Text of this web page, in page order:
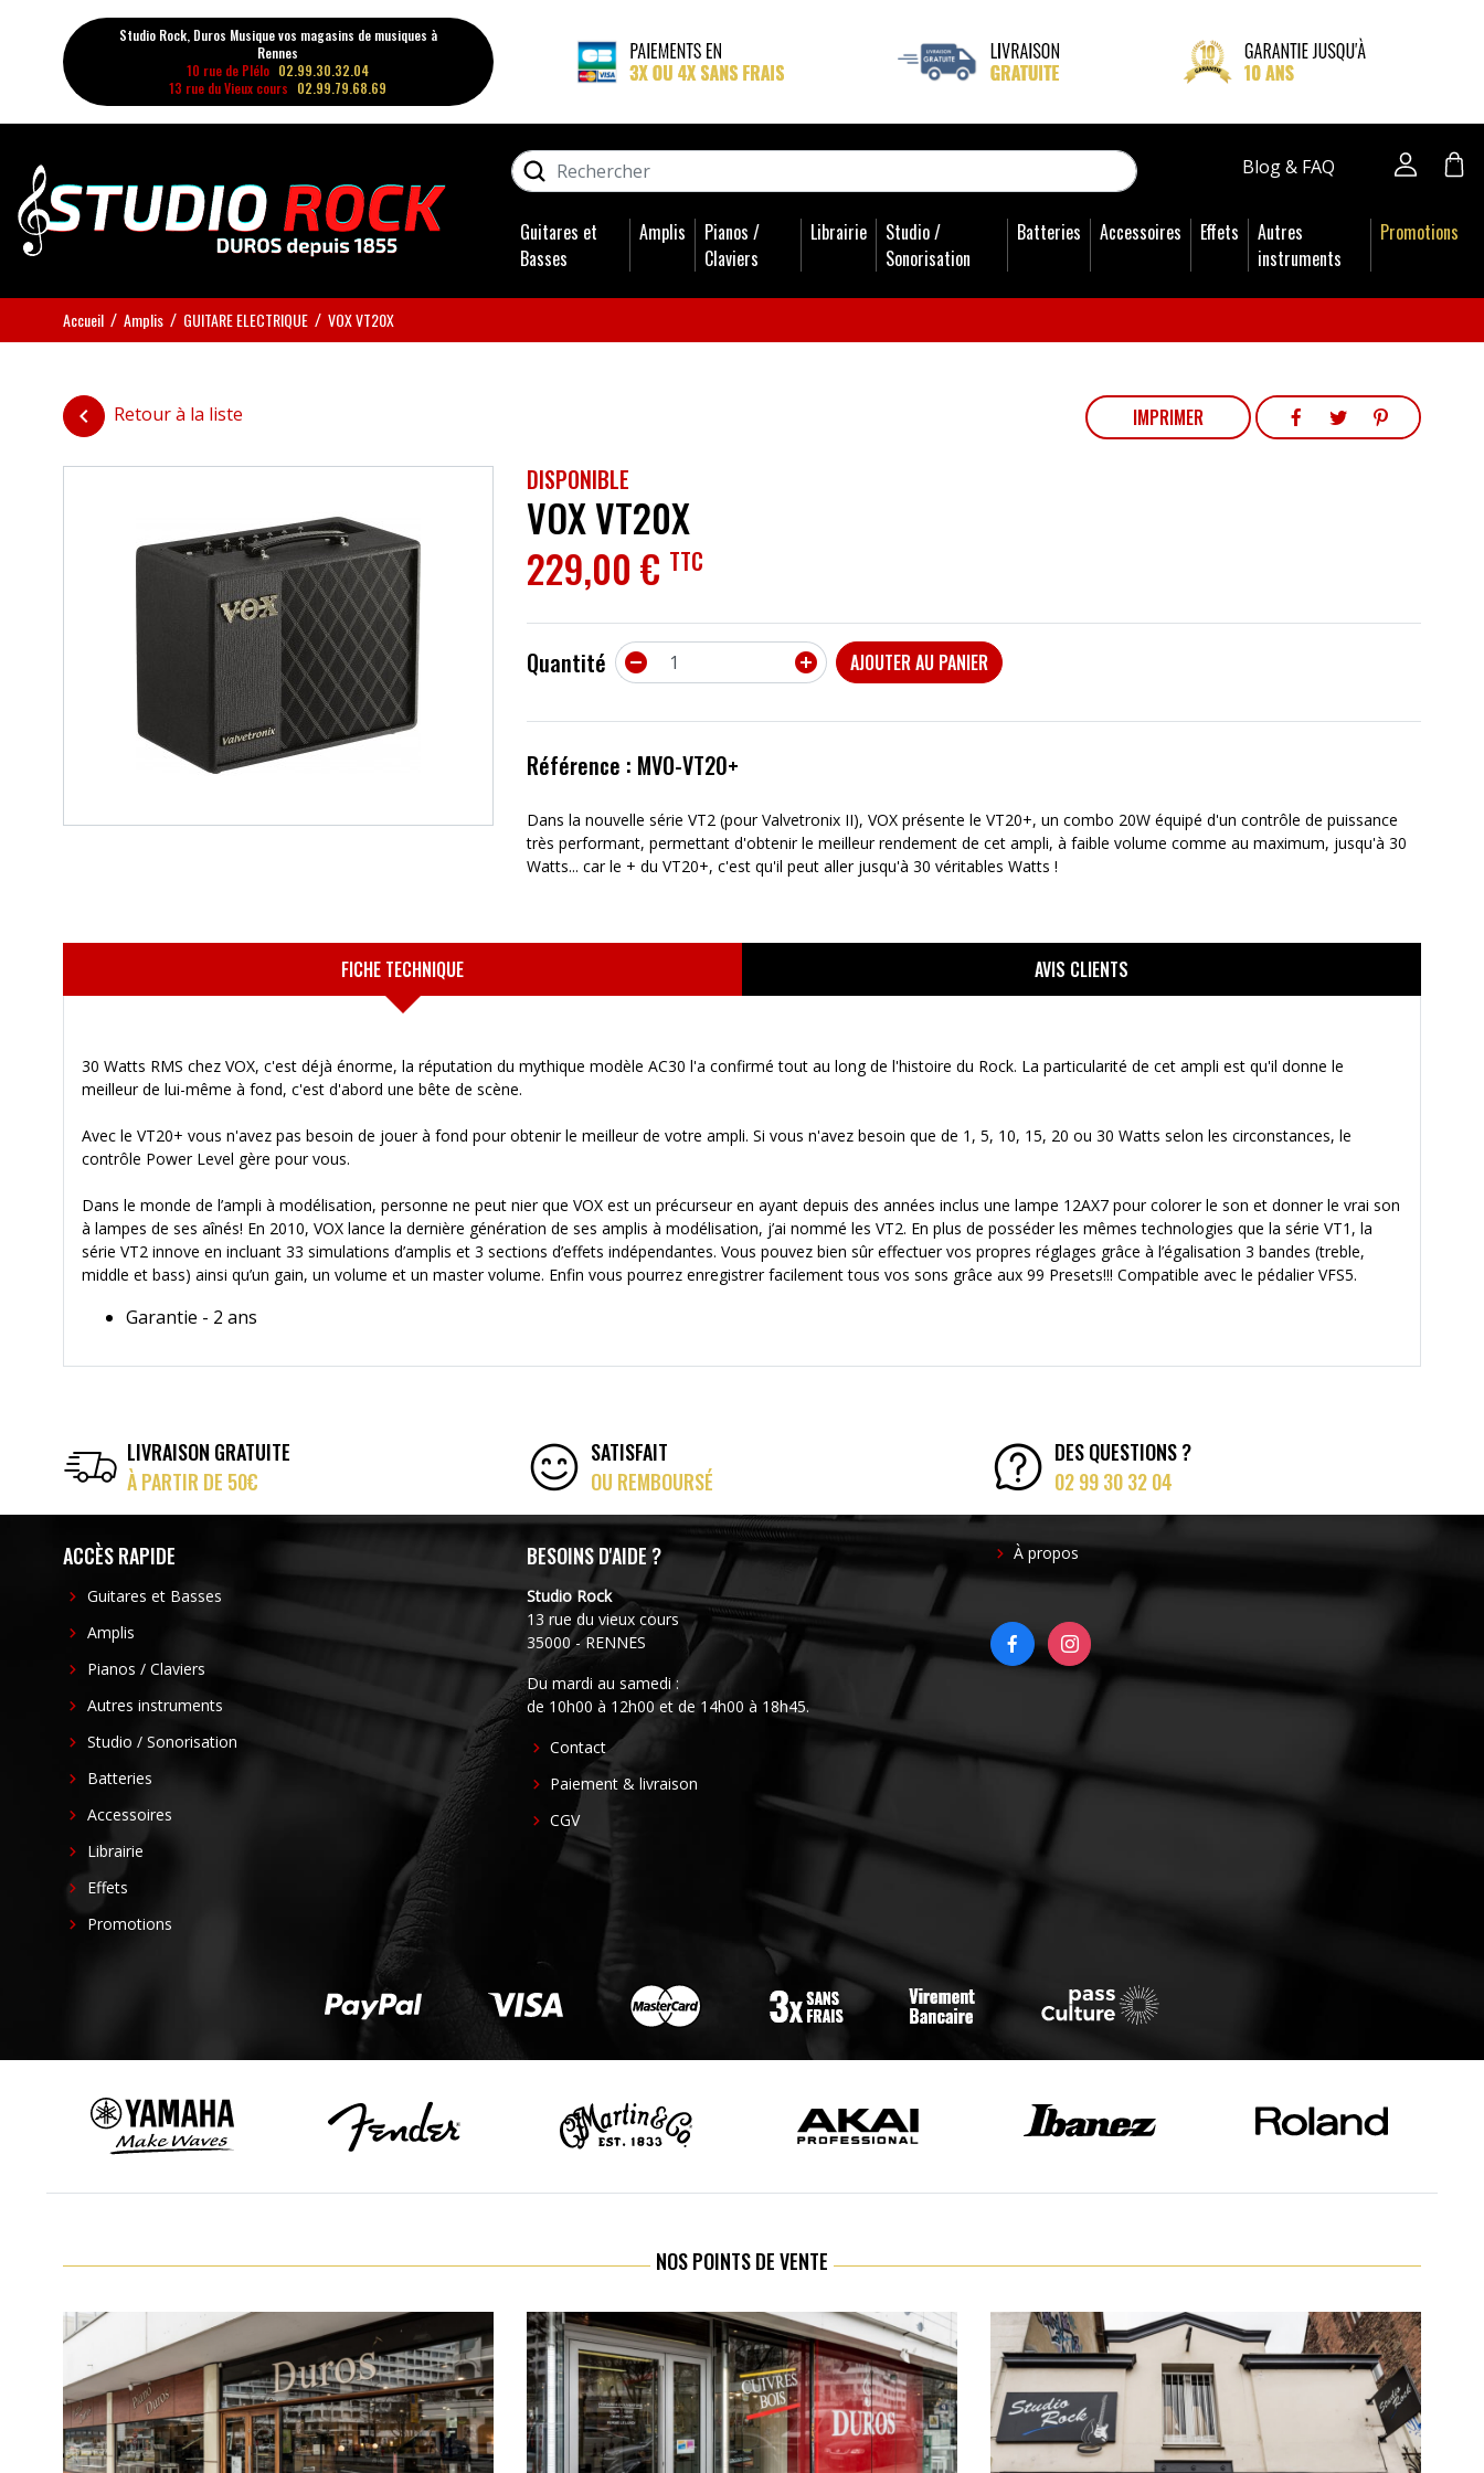
Studio Rock, Duros Musique vos magasins de musiques à
Rennes
10 rue de Plélo 02.99.30.32.04
13 rue du Vieux cours 02.99.79.68.69
RECHERCHER Blog & FAQ
Guitares et
Basses
Amplis
Pianos /
Claviers
Librairie
Studio /
Sonorisation
Batteries Accessoires Effets
Autres
instruments
Promotions
Accueil Amplis GUITARE ELECTRIQUE VOX VT20X
 Retour à la liste IMPRIMER PARTAGER
PARTAGER
TWEET PINTEREST
DISPONIBLE
VOX VT20X
229,00 € TTC
Quantité   AJOUTER AU PANIER
Référence : MVO-VT20+
Dans la nouvelle série VT2 (pour Valvetronix II), VOX présente le VT20+, un combo 20W équipé d'un contrôle de puissance
très performant, permettant d'obtenir le meilleur rendement de cet ampli, à faible volume comme au maximum, jusqu'à 30
Watts... car le + du VT20+, c'est qu'il peut aller jusqu'à 30 véritables Watts !
FICHE TECHNIQUE AVIS CLIENTS
30 Watts RMS chez VOX, c'est déjà énorme, la réputation du mythique modèle AC30 l'a confirmé tout au long de l'histoire du Rock. La particularité de cet ampli est qu'il donne le
meilleur de lui-même à fond, c'est d'abord une bête de scène.
Avec le VT20+ vous n'avez pas besoin de jouer à fond pour obtenir le meilleur de votre ampli. Si vous n'avez besoin que de 1, 5, 10, 15, 20 ou 30 Watts selon les circonstances, le
contrôle Power Level gère pour vous.
Dans le monde de l’ampli à modélisation, personne ne peut nier que VOX est un précurseur en ayant depuis des années inclus une lampe 12AX7 pour colorer le son et donner le vrai son
à lampes de ses aînés! En 2010, VOX lance la dernière génération de ses amplis à modélisation, j’ai nommé les VT2. En plus de posséder les mêmes technologies que la série VT1, la
série VT2 innove en incluant 33 simulations d’amplis et 3 sections d’effets indépendantes. Vous pouvez bien sûr effectuer vos propres réglages grâce à l’égalisation 3 bandes (treble,
middle et bass) ainsi qu’un gain, un volume et un master volume. Enfin vous pourrez enregistrer facilement tous vos sons grâce aux 99 Presets!!! Compatible avec le pédalier VFS5.
Garantie - 2 ans
LIVRAISON GRATUITE
À PARTIR DE 50€
SATISFAIT
OU REMBOURSÉ
DES QUESTIONS ?
02 99 30 32 04
ACCÈS RAPIDE
Guitares et Basses
Amplis
Pianos / Claviers
Autres instruments
Studio / Sonorisation
Batteries
Accessoires
Librairie
Effets
Promotions
BESOINS D'AIDE ?
Studio Rock
13 rue du vieux cours
35000 - RENNES
Du mardi au samedi :
de 10h00 à 12h00 et de 14h00 à 18h45.
FOOTER
CENTER
Contact
Paiement & livraison
CGV
FOOTER
RIGHT
À propos
FACEBOOKINSTAGRAM
NOS POINTS DE VENTE
GUITARES ET BASSES
AMPLIS
PIANOS / CLAVIERS
AUTRES INSTRUMENTS
PROMOTIONS